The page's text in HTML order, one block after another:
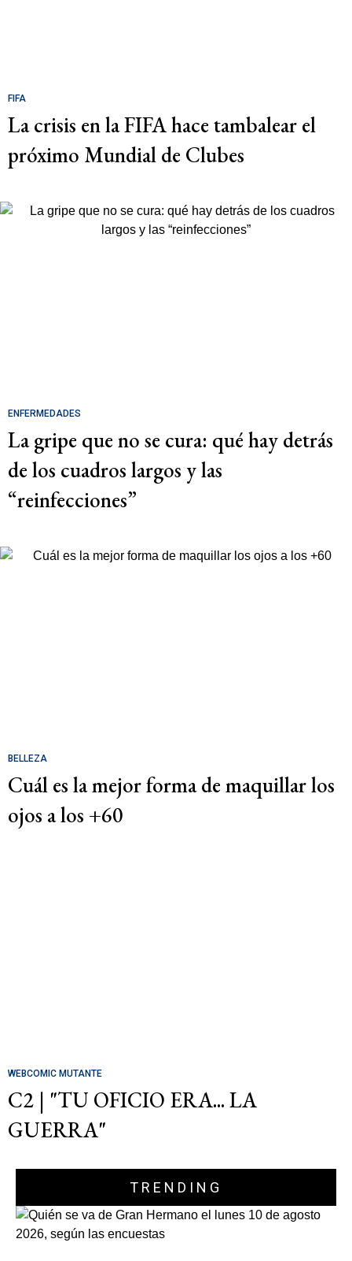
FIFA
La crisis en la FIFA hace tambalear el
próximo Mundial de Clubes
ENFERMEDADES
La gripe que no se cura: qué hay detrás
de los cuadros largos y las
“reinfecciones”
BELLEZA
Cuál es la mejor forma de maquillar los
ojos a los +60
WEBCOMIC MUTANTE
C2 | "TU OFICIO ERA... LA
GUERRA"
TRENDING